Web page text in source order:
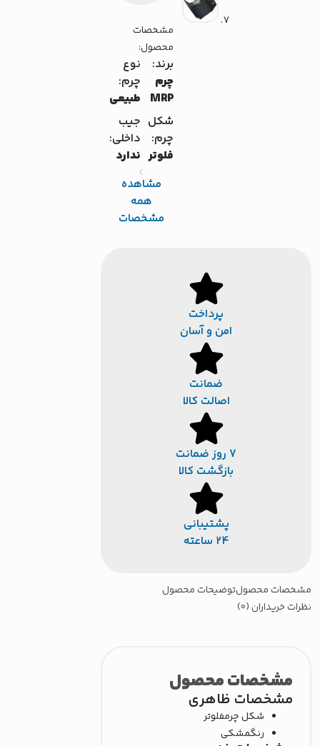
مشخصات
محصول:
نوع
چرم:
طبیعی
شکل جیب
داخلی:
ندارد
مشاهده
مشخصات
پرداخت
امن و آسان
ضمانت
اصالت کالا
بازگشت کالا
پشتیبانی
محصولتوضیحات محصول
خریداران (0)
مشخصات محصول
مشخصات ظاهری
شکل چرمفلوتر
رنگمشکی